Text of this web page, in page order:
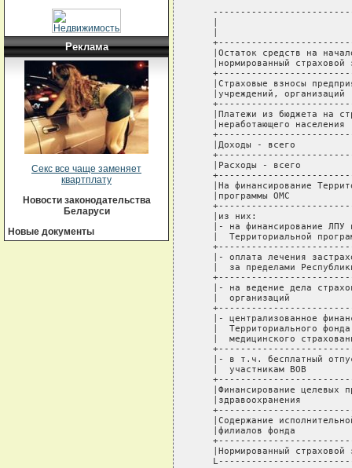
Реклама
Секс все чаще заменяет
квартплату
Новости законодательства
Беларуси
Новые документы